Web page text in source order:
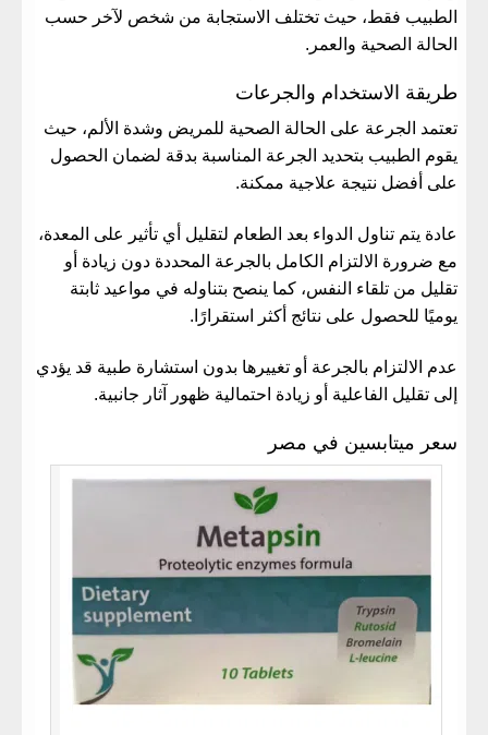
الطبيب فقط، حيث تختلف الاستجابة من شخص لآخر حسب
الحالة الصحية والعمر.
طريقة الاستخدام والجرعات
تعتمد الجرعة على الحالة الصحية للمريض وشدة الألم، حيث
يقوم الطبيب بتحديد الجرعة المناسبة بدقة لضمان الحصول
على أفضل نتيجة علاجية ممكنة.
عادة يتم تناول الدواء بعد الطعام لتقليل أي تأثير على المعدة،
مع ضرورة الالتزام الكامل بالجرعة المحددة دون زيادة أو
تقليل من تلقاء النفس، كما ينصح بتناوله في مواعيد ثابتة
يوميًا للحصول على نتائج أكثر استقرارًا.
عدم الالتزام بالجرعة أو تغييرها بدون استشارة طبية قد يؤدي
إلى تقليل الفاعلية أو زيادة احتمالية ظهور آثار جانبية.
سعر ميتابسين في مصر